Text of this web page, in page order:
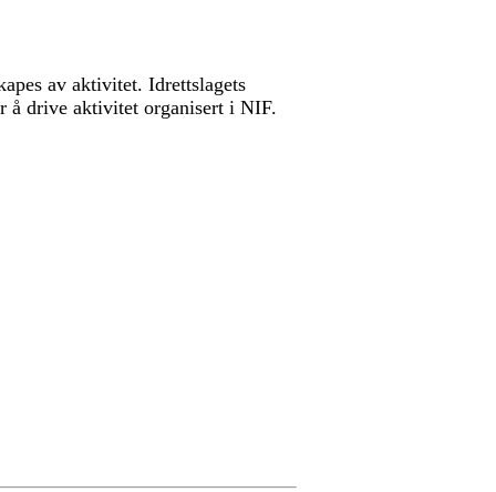
av aktivitet. Idrettslagets
å drive aktivitet organisert i NIF.